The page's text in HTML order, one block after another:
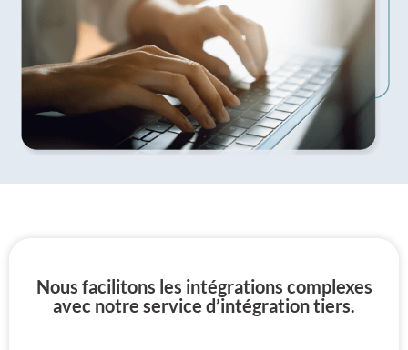
Nous facilitons les intégrations complexes
avec notre service d’intégration tiers.